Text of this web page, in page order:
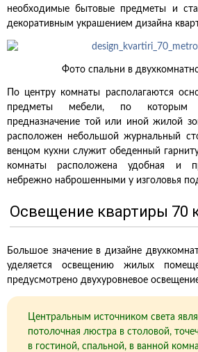
необходимые бытовые предметы и
декоративным украшением дизайна
Фото спальни в
По центру комнаты располагаются
предметы мебели, по которым
предназначение той или иной жилой
расположен небольшой журнальный
венцом кухни служит обеденный
комнаты расположена удобная и
небрежно наброшенными у изголовья
Освещение квартиры 70
Большое значение в дизайне
уделяется освещению жилых
предусмотрено двухуровневое
Центральным источником света
потолочная люстра в столовой,
в гостиной, спальной, в ванной